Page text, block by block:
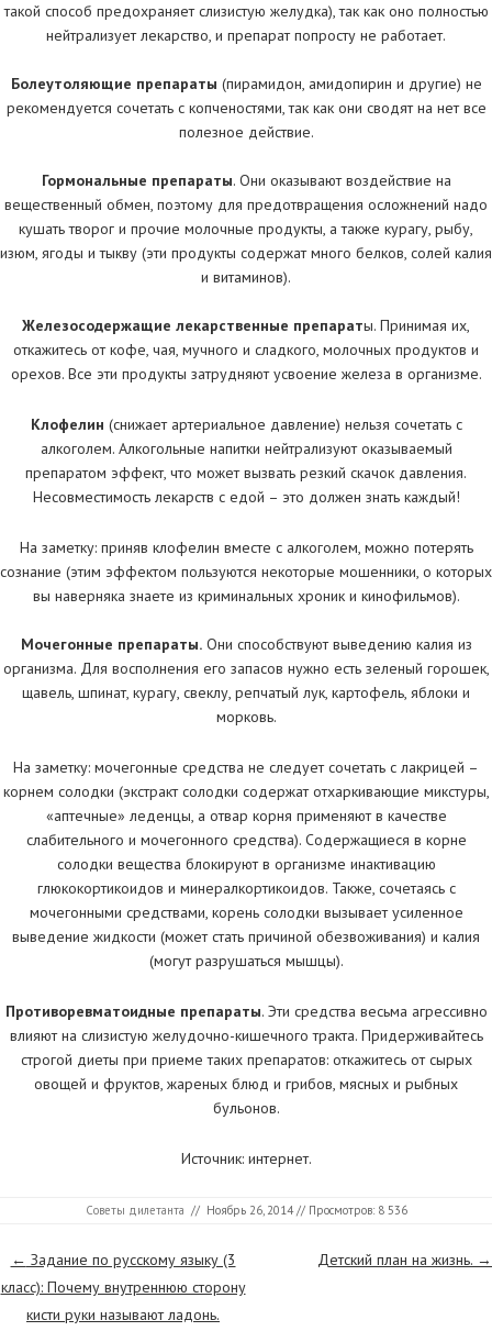
такой способ предохраняет слизистую желудка), так как оно полностью
нейтрализует лекарство, и препарат попросту не работает.
Болеутоляющие препараты (пирамидон, амидопирин и другие) не
рекомендуется сочетать с копченостями, так как они сводят на нет все
полезное действие.
Гормональные препараты. Они оказывают воздействие на
вещественный обмен, поэтому для предотвращения осложнений надо
кушать творог и прочие молочные продукты, а также курагу, рыбу,
изюм, ягоды и тыкву (эти продукты содержат много белков, солей калия
и витаминов).
Железосодержащие лекарственные препараты. Принимая их,
откажитесь от кофе, чая, мучного и сладкого, молочных продуктов и
орехов. Все эти продукты затрудняют усвоение железа в организме.
Клофелин (снижает артериальное давление) нельзя сочетать с
алкоголем. Алкогольные напитки нейтрализуют оказываемый
препаратом эффект, что может вызвать резкий скачок давления.
Несовместимость лекарств с едой – это должен знать каждый!
На заметку: приняв клофелин вместе с алкоголем, можно потерять
сознание (этим эффектом пользуются некоторые мошенники, о которых
вы наверняка знаете из криминальных хроник и кинофильмов).
Мочегонные препараты.Они способствуют выведению калия из
организма. Для восполнения его запасов нужно есть зеленый горошек,
щавель, шпинат, курагу, свеклу, репчатый лук, картофель, яблоки и
морковь.
На заметку: мочегонные средства не следует сочетать с лакрицей –
корнем солодки (экстракт солодки содержат отхаркивающие микстуры,
«аптечные» леденцы, а отвар корня применяют в качестве
слабительного и мочегонного средства). Содержащиеся в корне
солодки вещества блокируют в организме инактивацию
глюкокортикоидов и минералкортикоидов. Также, сочетаясь с
мочегонными средствами, корень солодки вызывает усиленное
выведение жидкости (может стать причиной обезвоживания) и калия
(могут разрушаться мышцы).
Противоревматоидные препараты. Эти средства весьма агрессивно
влияют на слизистую желудочно-кишечного тракта. Придерживайтесь
строгой диеты при приеме таких препаратов: откажитесь от сырых
овощей и фруктов, жареных блюд и грибов, мясных и рыбных
бульонов.
Источник: интернет.
Советы дилетанта // Ноябрь 26, 2014// Просмотров: 8 536
Страницы
← Задание по русскому языку (3
класс): Почему внутреннюю сторону
кисти руки называют ладонь.
Детский план на жизнь. →